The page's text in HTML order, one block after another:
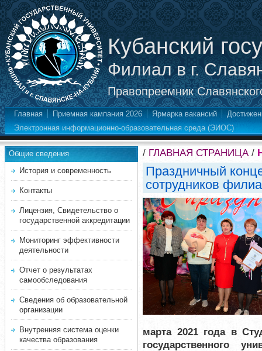
Кубанский
Филиал в г.
Правопреемник
Главная Приемная кампания 2026 Ярмарка вакансий
Электронная информационно-образовательная среда (ЭИОС)
Общие сведения
История и современность
Контакты
Лицензия, Свидетельство о
государственной аккредитации
Мониторинг эффективности
деятельности
Отчет о результатах
самообследования
Сведения об образовательной
организации
Внутренняя система оценки
качества образования
/ ГЛАВНАЯ СТРАНИЦА/
Праздничный
сотрудников
марта 2021 года в
государственного